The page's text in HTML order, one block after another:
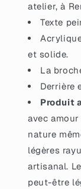
atelier, à
Texte
et solide.
La
Derrière
Produit
avec
nature
légères
artisanal.
peut-être